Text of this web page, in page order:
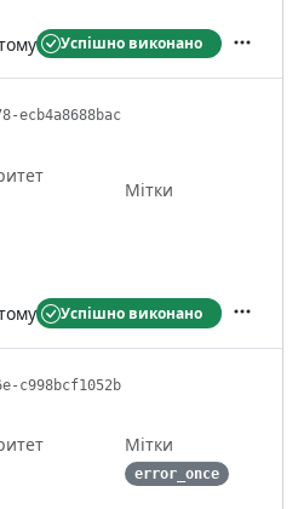
Успішно виконано Дії
ecb4a8688bac
Мітки
Успішно виконано
c998bcf1052b
Мітки
error_once